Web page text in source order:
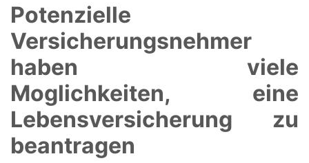
Potenzielle
Versicherungsnehmer
haben viele
Moglichkeiten, eine
Lebensversicherung zu
beantragen